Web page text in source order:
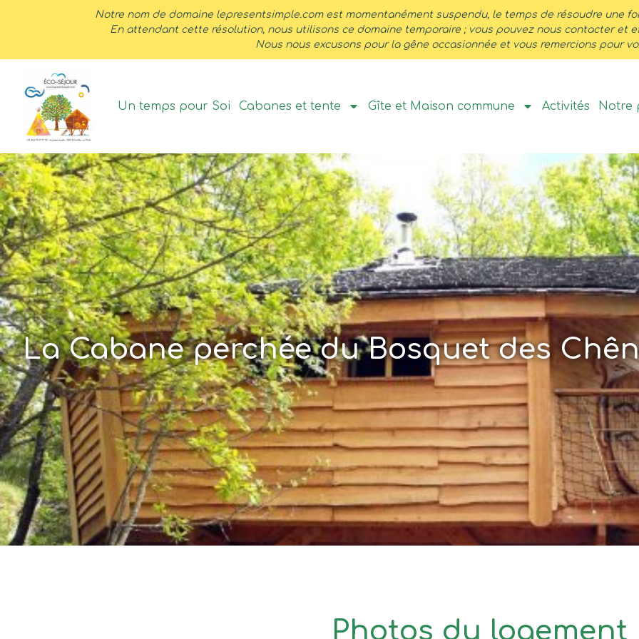
Notre nom de domaine lepresentsimple.com est momentanément suspendu, le temps de résoudre une
En attendant cette résolution, nous utilisons ce domaine temporaire ; vous pouvez nous contacter et
Nous nous excusons pour la gêne occasionnée et vous remercions pour
Un temps pour Soi Cabanes et tente Gîte et Maison commune Activités Notre
La Cabane perchée du Bosquet des
Photos du logement